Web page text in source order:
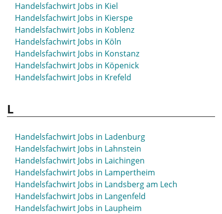
Handelsfachwirt Jobs in Kiel
Handelsfachwirt Jobs in Kierspe
Handelsfachwirt Jobs in Koblenz
Handelsfachwirt Jobs in Köln
Handelsfachwirt Jobs in Konstanz
Handelsfachwirt Jobs in Köpenick
Handelsfachwirt Jobs in Krefeld
L
Handelsfachwirt Jobs in Ladenburg
Handelsfachwirt Jobs in Lahnstein
Handelsfachwirt Jobs in Laichingen
Handelsfachwirt Jobs in Lampertheim
Handelsfachwirt Jobs in Landsberg am Lech
Handelsfachwirt Jobs in Langenfeld
Handelsfachwirt Jobs in Laupheim